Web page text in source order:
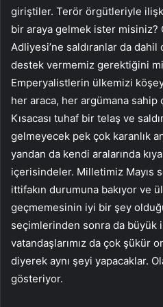
giriştiler. Terör örgütleriyle
bir araya gelmek ister misiniz?
Adliyesi’ne saldıranlar da
destek vermemiz gerektiğini
Emperyalistlerin ülkemizi
her araca, her argümana sahip
Kısacası tuhaf bir telaş ve
gelmeyecek pek çok karanlık
yandan da kendi aralarında
içerisindeler. Milletimiz Mayıs
ittifakın durumuna bakıyor ve
geçmemesinin iyi bir şey
seçimlerinden sonra da
vatandaşlarımız da çok şükür
diyerek aynı şeyi yapacaklar.
gösteriyor.